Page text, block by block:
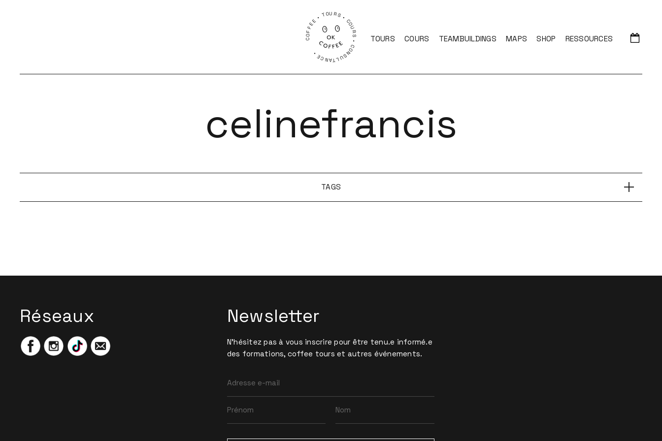
COFFEE • TOURS • COURS • CONSULTANCE • TOURS COURS TEAMBUILDINGS MAPS SHOP RESSOURCES
celinefrancis
TAGS
Réseaux Newsletter
N'hésitez pas à vous inscrire pour être tenu.e informé.e
des formations, coffee tours et autres événements.